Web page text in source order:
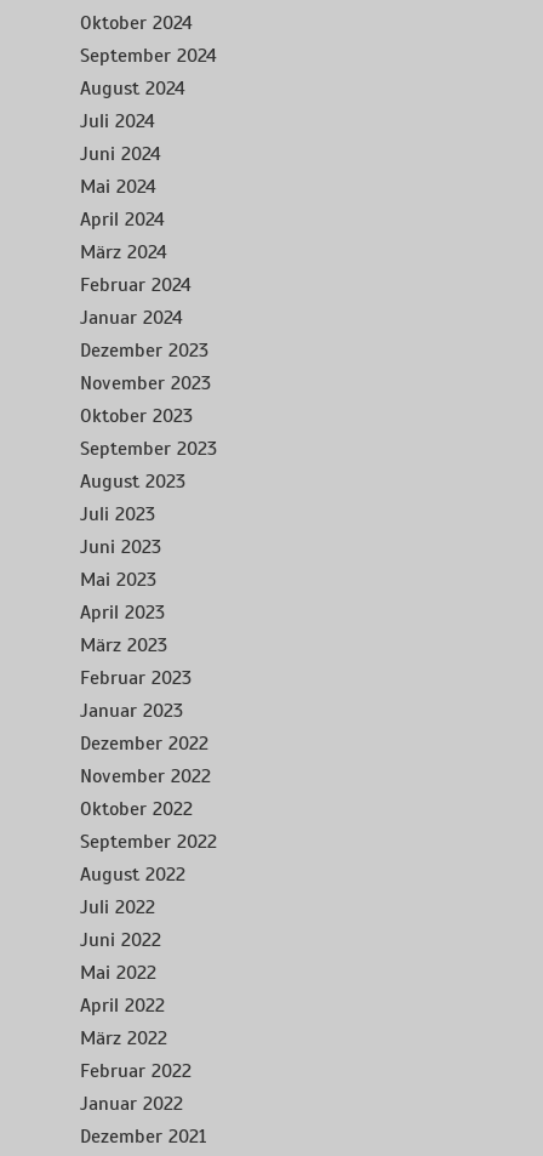
Oktober 2024
September 2024
August 2024
Juli 2024
Juni 2024
Mai 2024
April 2024
März 2024
Februar 2024
Januar 2024
Dezember 2023
November 2023
Oktober 2023
September 2023
August 2023
Juli 2023
Juni 2023
Mai 2023
April 2023
März 2023
Februar 2023
Januar 2023
Dezember 2022
November 2022
Oktober 2022
September 2022
August 2022
Juli 2022
Juni 2022
Mai 2022
April 2022
März 2022
Februar 2022
Januar 2022
Dezember 2021